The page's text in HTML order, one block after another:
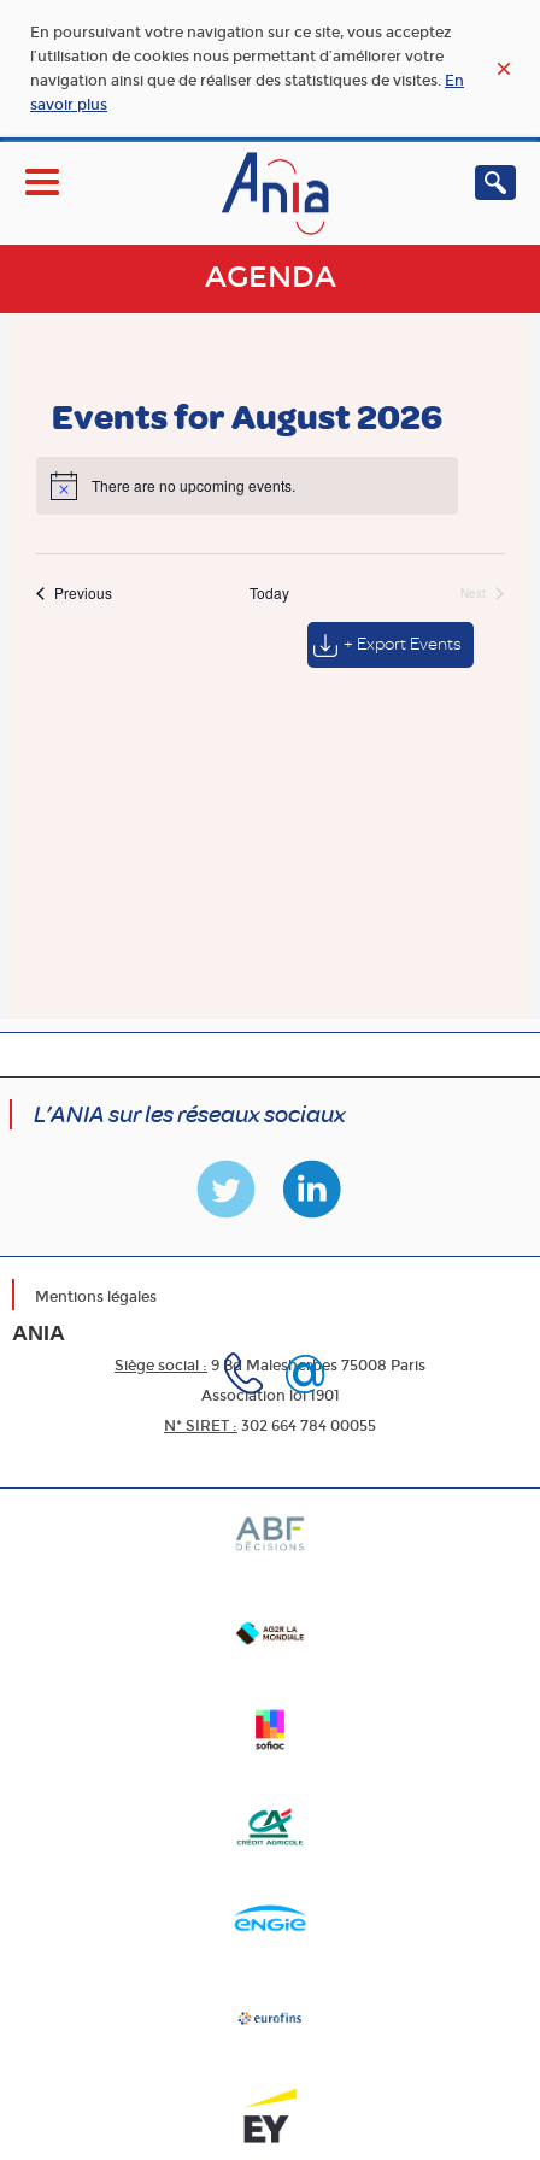
En poursuivant votre navigation sur ce site, vous acceptez
l’utilisation de cookies nous permettant d’améliorer votre
navigation ainsi que de réaliser des statistiques de visites. En
savoir plus
AGENDA
Events for August 2026
Notice There are no upcoming events.
PreviousEvents Today
Next
+ Export Events
L’ANIA sur les réseaux sociaux
Mentions légales
ANIA
Siège social : 9 Bd Malesherbes 75008 Paris
Association loi 1901
N* SIRET : 302 664 784 00055